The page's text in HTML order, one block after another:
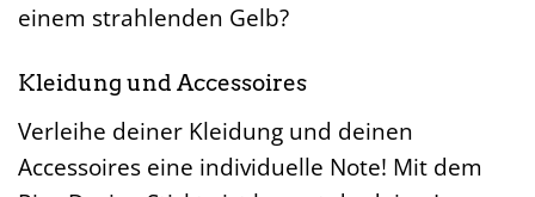
einem strahlenden Gelb?
Kleidung und Accessoires
Verleihe deiner Kleidung und deinen
Accessoires eine individuelle Note! Mit dem